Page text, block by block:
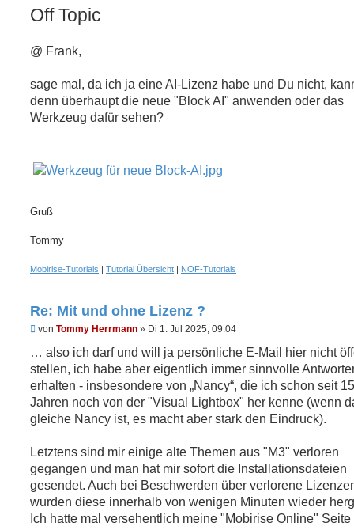
g
e
e
s
e
r
B
e
a
g
Off Topic
@ Frank,
sage mal, da ich ja eine AI-Lizenz habe und Du nicht,
denn überhaupt die neue "Block AI" anwenden oder das
Werkzeug dafür sehen?
Gruß
Tommy
Mobirise-Tutorials | Tutorial Übersicht | NOF-Tutorials
Re: Mit und ohne Lizenz ?
U
l
e
s
e
n
e
B
i
t
r
a
g
von Tommy Herrmann » Di 1. Jul 2025, 09:04
… also ich darf und will ja persönliche E-Mail hier nicht
stellen, ich habe aber eigentlich immer sinnvolle
erhalten - insbesondere von
Nancy , die ich schon seit 15
Jahren noch von der "Visual Lightbox" her kenne (wenn
gleiche Nancy ist, es macht aber stark den Eindruck).
Letztens sind mir einige alte Themen aus "M3" verloren
gegangen und man hat mir sofort die Installationsdateien
gesendet. Auch bei Beschwerden über verlorene
wurden diese innerhalb von wenigen Minuten wieder
Ich hatte mal versehentlich meine "Mobirise Online" Seite